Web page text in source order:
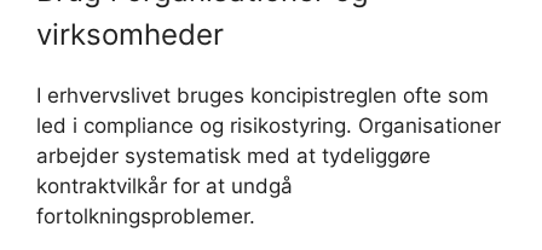
virksomheder
I erhvervslivet bruges koncipistreglen ofte som
led i compliance og risikostyring. Organisationer
arbejder systematisk med at tydeliggøre
kontraktvilkår for at undgå
fortolkningsproblemer.